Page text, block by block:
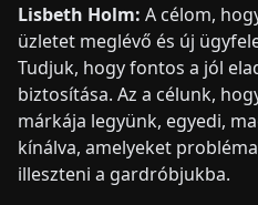
Lisbeth Holm: A célom,
üzletet meglévő és új
Tudjuk, hogy fontos a jól
biztosítása. Az a célunk,
márkája legyünk, egyedi,
kínálva, amelyeket
illeszteni a gardróbjukba.